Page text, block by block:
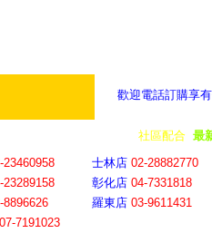
歡迎電話訂購享
社區配合 最
23460958 士林店 02-28882770
23289158 彰化店 04-7331818
8896626 羅東店 03-9611431
07-7191023